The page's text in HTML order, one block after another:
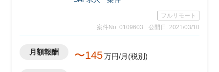
フルリモート
案件No. 0109603
公開日: 2021/03/10
月額報酬 〜145万円/月(税別)